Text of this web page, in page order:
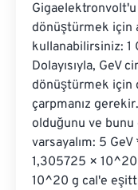
dönüştürmek için
kullanabilirsiniz: 1
Dolayısıyla, GeV
dönüştürmek için
çarpmanız
olduğunu ve
varsayalım: 5
1,305725 × 10^20
10^20 g cal'e